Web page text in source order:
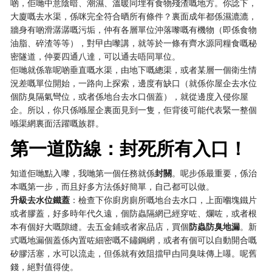
啲，佢哋中意陰暗、潮濕、溫暖同埋有食物殘渣嘅地方。你諗下，
大廈嘅去水渠，係咪完全符合晒所有條件？裏面成年都係濕漉漉，
牆身有啲滑潺潺嘅污垢，仲有各層單位沖落嚟嘅有機物（即係食物
油脂、碎渣等等），對曱甴嚟講，就等於一條有齊水源同糧食嘅秘
密隧道，仲要四通八達，可以通去唔同單位。
佢哋就係靠呢啲垂直嘅水渠，由地下嘅總渠，或者某層一個衛生情
況差嘅單位開始，一路向上探索，邊度有缺口（就係你屋企去水位
個防臭隔氣彎位，或者係地台去水口個蓋），就從邊度入侵你屋
企。所以，你只係喺屋企裏面見到一隻，佢背後可能代表緊一整個
喺渠網裏面活躍嘅族群。
第一道防線：封死所有入口！
知道佢哋點入嚟，我哋第一個任務就係封關。呢步係最重要，係治
本嘅第一步，而且好多方法係好簡單，自己都可以做。
升級去水位鐵蓋 ：檢查下你廚房廁所嘅地台去水口，上面嗰塊鐵片
或者膠蓋，好多時年代久遠，個防蟲隔網已經穿咗、爛咗，或者根
本有個好大嘅隙縫。去五金鋪或者家品店，買個防蟲防臭地漏。新
式嘅地漏個蓋係內置咗細密嘅不鏽鋼網，或者有個可以自動開合嘅
矽膠活塞，水可以流走，但係就有效阻擋曱甴同臭味傳上嚗。呢舊
錢，絕對值得使。